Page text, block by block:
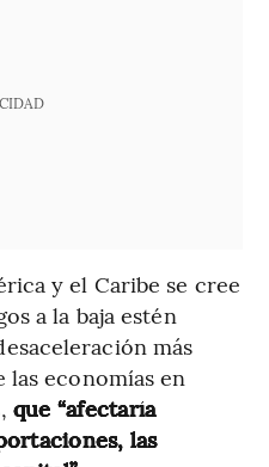
y el Caribe se cree
a la baja estén
más
economías en
que “afectaría
las